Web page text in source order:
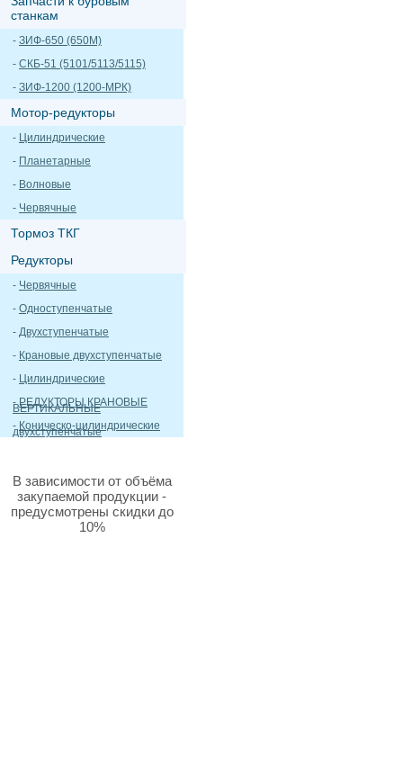
станкам
- ЗИФ-650 (650М)
- СКБ-51 (5101/5113/5115)
- ЗИФ-1200 (1200-МРК)
Мотор-редукторы
- Цилиндрические
- Планетарные
- Волновые
- Червячные
Тормоз ТКГ
Редукторы
- Червячные
- Одноступенчатые
- Двухступенчатые
- Крановые двухступенчатые
- Цилиндрические
-РЕДУКТОРЫ КРАНОВЫЕ
ВЕРТИКАЛЬНЫЕ
- Коническо-цилиндрические
двухступенчатые
В зависимости от объёма
закупаемой продукции -
предусмотрены скидки до
10%